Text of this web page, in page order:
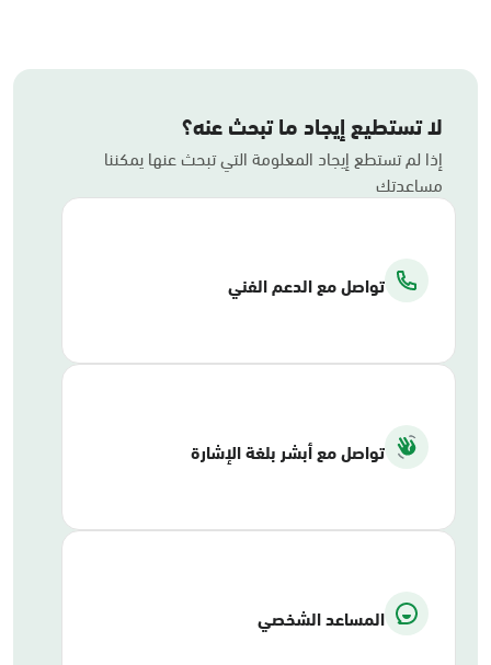
لا تستطيع إيجاد ما تبحث عنه؟
إذا لم تستطع إيجاد المعلومة التي تبحث عنها يمكننا
مساعدتك
تواصل مع الدعم الفني
تواصل مع أبشر بلغة الإشارة
المساعد الشخصي